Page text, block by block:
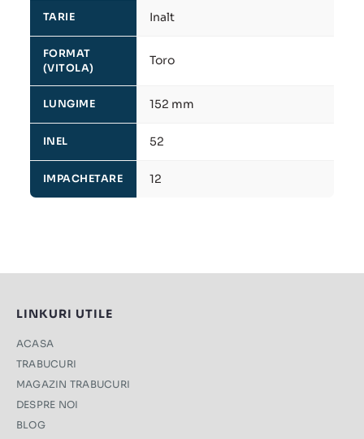
TARIE Inalt
FORMAT
(VITOLA)
Toro
LUNGIME 152 mm
INEL 52
IMPACHETARE 12
LINKURI UTILE
ACASA
TRABUCURI
MAGAZIN TRABUCURI
DESPRE NOI
BLOG